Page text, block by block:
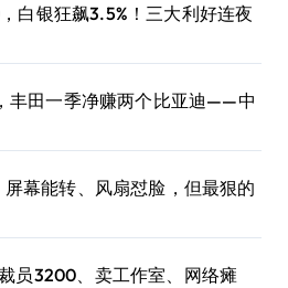
白银狂飙3.5%！三大利好连夜
丰田一季净赚两个比亚迪——中
幕能转、风扇怼脸，但最狠的
员3200、卖工作室、网络瘫